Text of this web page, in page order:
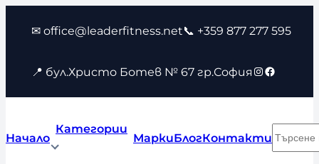
съдържанието
✉ office@leaderfitness.net📞 +359 877 277 595
📍 бул.Христо Ботев № 67 гр.София Instagram
Facebook
Начало
Категории
МаркиБлогКонтакти